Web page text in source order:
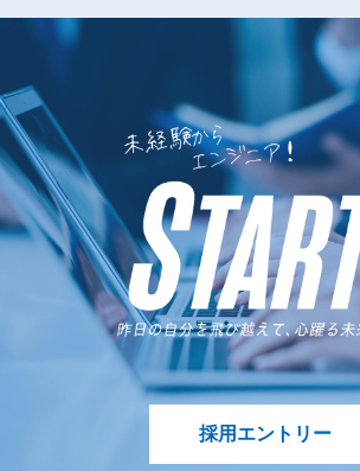
採用エントリー